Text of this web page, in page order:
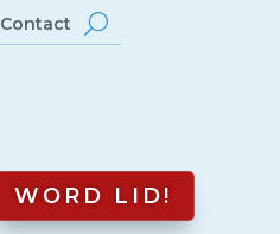
Contact
WORD LID!